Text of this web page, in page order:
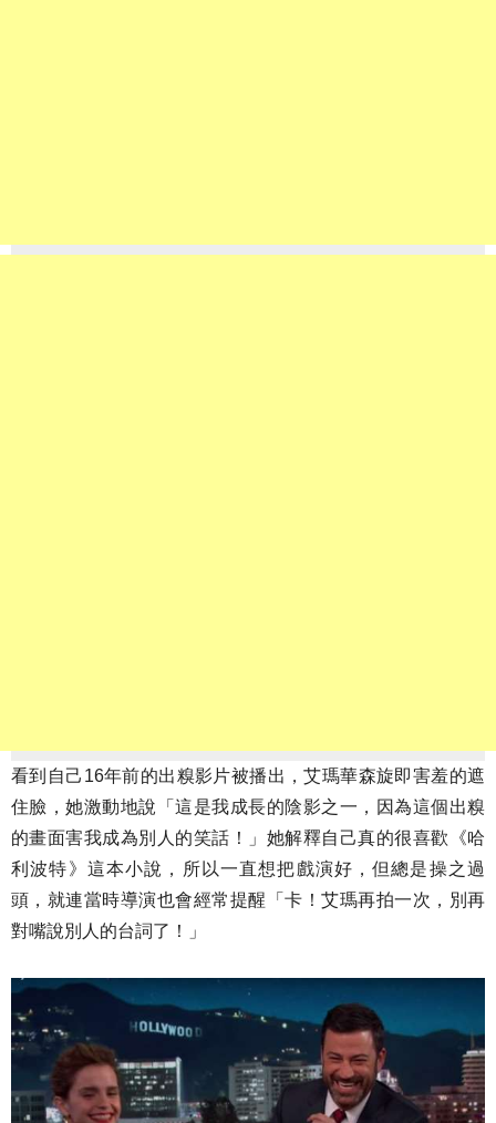
看到自己16年前的出糗影片被播出，艾瑪華森旋即害羞的遮
住臉，她激動地說「這是我成長的陰影之一，因為這個出糗
的畫面害我成為別人的笑話！」她解釋自己真的很喜歡《哈
利波特》這本小說，所以一直想把戲演好，但總是操之過
頭，就連當時導演也會經常提醒「卡！艾瑪再拍一次，別再
對嘴說別人的台詞了！」